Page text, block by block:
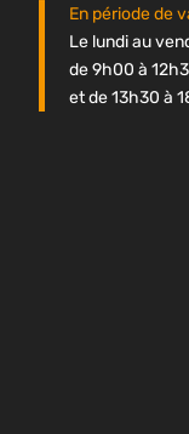
En période de
Le lundi au
de 9h00 à
et de 13h30 à